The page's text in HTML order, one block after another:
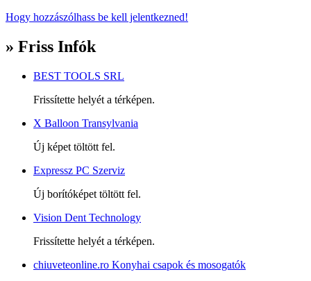
Hogy hozzászólhass be kell jelentkezned!
» Friss Infók
BEST TOOLS SRL
Frissítette helyét a térképen.
X Balloon Transylvania
Új képet töltött fel.
Expressz PC Szerviz
Új borítóképet töltött fel.
Vision Dent Technology
Frissítette helyét a térképen.
chiuveteonline.ro Konyhai csapok és mosogatók